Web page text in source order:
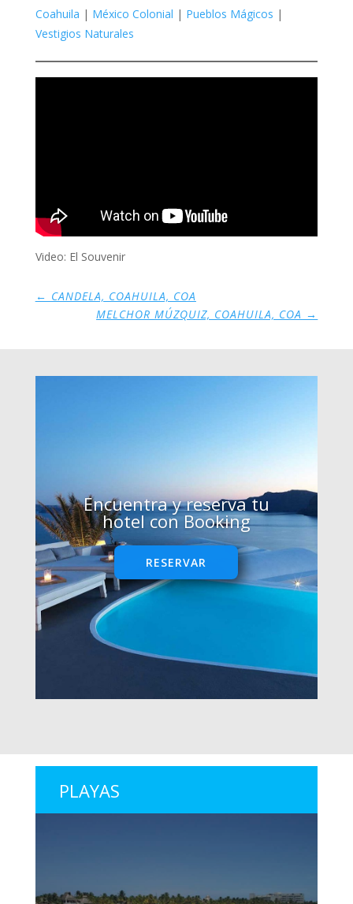
Coahuila | México Colonial | Pueblos Mágicos |
Vestigios Naturales
Video: El Souvenir
← CANDELA, COAHUILA, COA
MELCHOR MÚZQUIZ, COAHUILA, COA →
Encuentra y reserva tu
hotel con Booking
RESERVAR
PLAYAS